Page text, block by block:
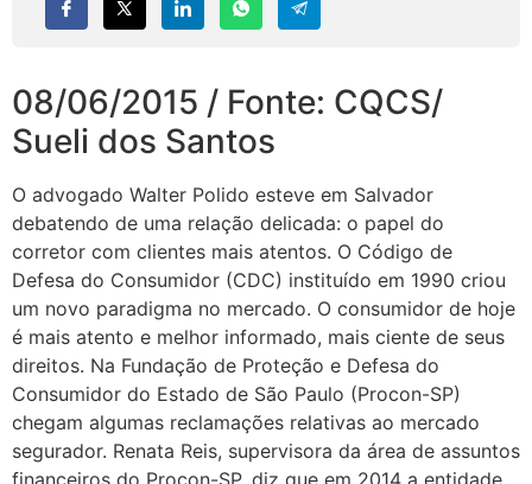
08/06/2015 / Fonte: CQCS/
Sueli dos Santos
O advogado Walter Polido esteve em Salvador
debatendo de uma relação delicada: o papel do
corretor com clientes mais atentos. O Código de
Defesa do Consumidor (CDC) instituído em 1990 criou
um novo paradigma no mercado. O consumidor de hoje
é mais atento e melhor informado, mais ciente de seus
direitos. Na Fundação de Proteção e Defesa do
Consumidor do Estado de São Paulo (Procon-SP)
chegam algumas reclamações relativas ao mercado
segurador. Renata Reis, supervisora da área de assuntos
financeiros do Procon-SP, diz que em 2014 a entidade